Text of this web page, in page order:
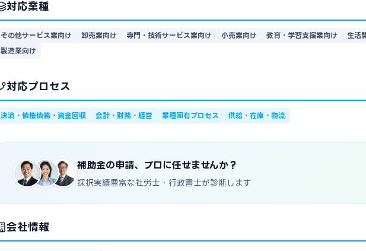
対応業種
その他サービス業向け 卸売業向け 専門・技術サービス業向け 小売業向け 教育・学習支援業向け
生活
製造業向け
対応プロセス
決済・債権債務・資金回収 会計・財務・経営 業種固有プロセス 供給・在庫・物流
補助金の申請、プロに任せませんか？
採択実績豊富な社労士・行政書士が診断します
会社情報